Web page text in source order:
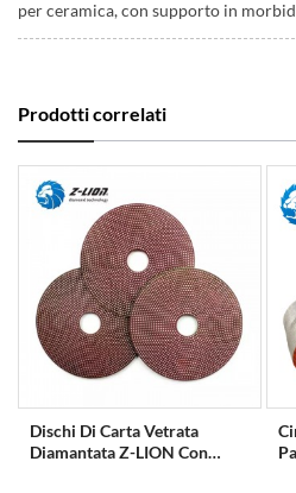
per ceramica, con supporto in
Prodotti correlati
Dischi Di Carta Vetrata
Diamantata Z-LION Con